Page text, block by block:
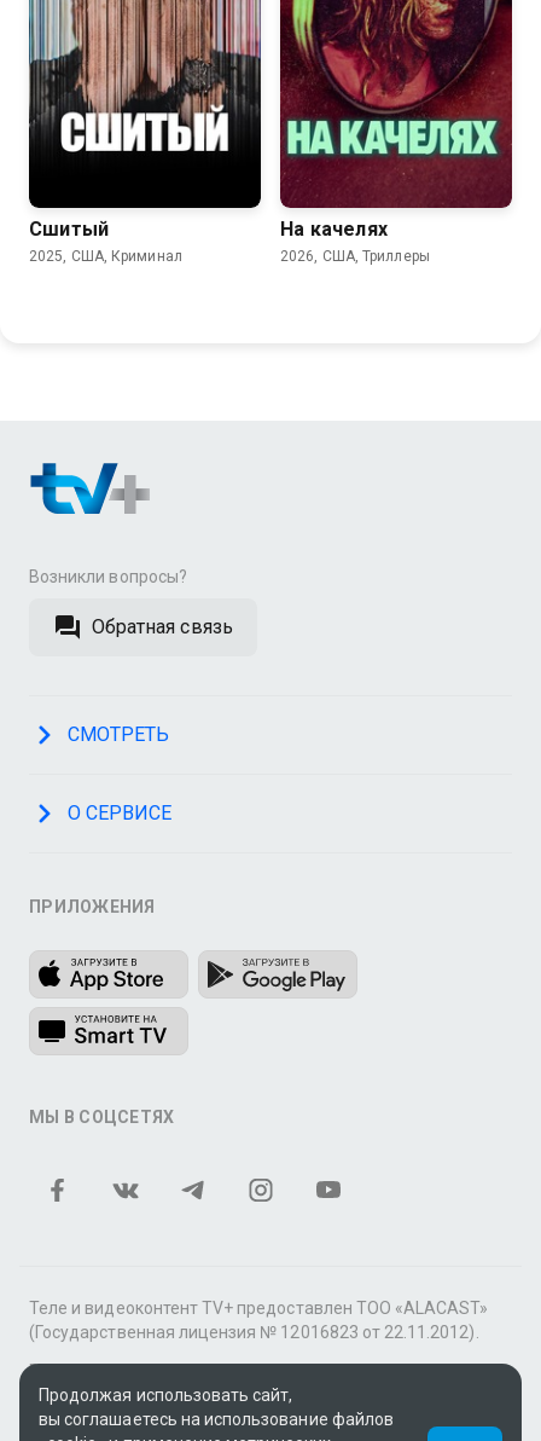
Сшитый
2025, США, Криминал
На качелях
2026, США, Триллеры
Возникли вопросы?
Обратная связь
СМОТРЕТЬ
О СЕРВИСЕ
ПРИЛОЖЕНИЯ
МЫ В СОЦСЕТЯХ
Теле и видеоконтент TV+ предоставлен ТОО «ALACAST»
(Государственная лицензия № 12016823 от 22.11.2012).
В рамках услуги «Видео по подписке» для «Пакета
фильмов и сериалов tv+» контент предоставляется
онлайн-кинотеатром MEGOGO.
Продолжая использовать сайт,
вы соглашаетесь на использование файлов